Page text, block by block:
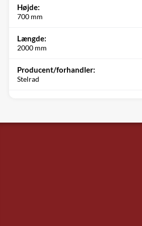
Højde:
700 mm
Længde:
2000 mm
Producent/forhandler:
Stelrad